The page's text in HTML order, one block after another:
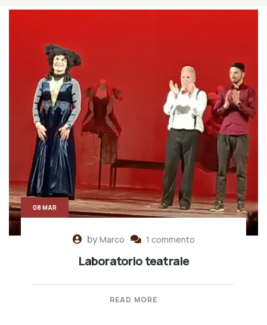
byMarco 1 commento
Laboratorio teatrale
READ MORE
08 MAR